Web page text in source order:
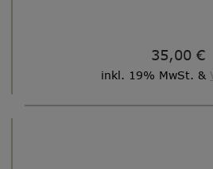
35,00 €
inkl. 19% MwSt. &